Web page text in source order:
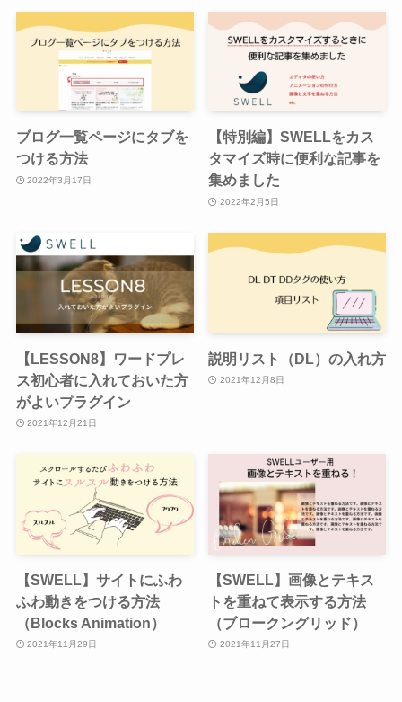
ブログ一覧ページにタブを
つける方法
2022年3月17日
【特別編】SWELLをカス
タマイズ時に便利な記事を
集めました
2022年2月5日
【LESSON8】ワードプレ
ス初心者に入れておいた方
がよいプラグイン
2021年12月21日
説明リスト（DL）の入れ方
2021年12月8日
【SWELL】サイトにふわ
ふわ動きをつける方法
（Blocks Animation）
2021年11月29日
【SWELL】画像とテキス
トを重ねて表示する方法
（ブロークングリッド）
2021年11月27日